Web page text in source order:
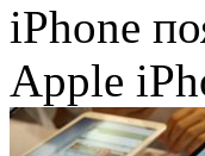
iPhone
Apple